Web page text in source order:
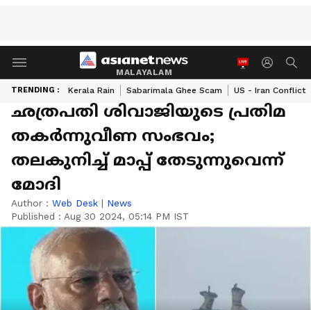
MALAYALAM
TRENDING : Kerala Rain Sabarimala Ghee Scam US - Iran Conflict
ഛത്രപതി ശിവാജിയുടെ പ്രതിമ
തകർന്നുവീണ സംഭവം;
തലകുനിച്ച് മാപ്പ് തേടുന്നുവെന്ന്
മോദി
Author : Web Desk | News
Published : Aug 30 2024, 05:14 PM IST